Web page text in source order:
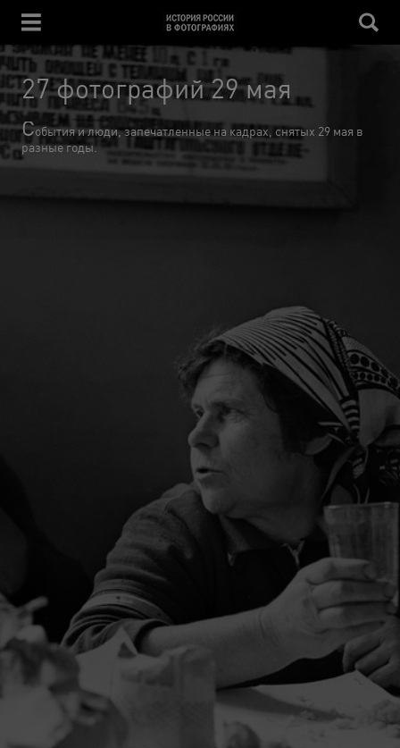
27 фотографий 29 мая
События и люди, запечатленные на кадрах, снятых 29 мая в
разные годы.